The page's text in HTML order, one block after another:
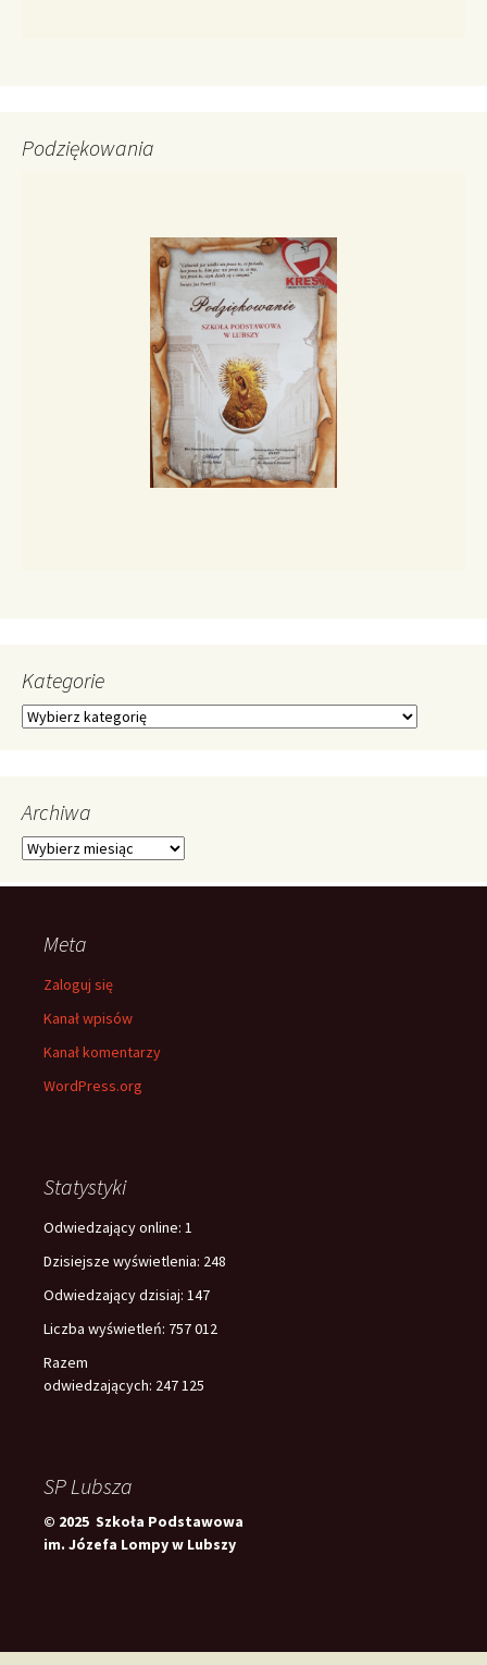
Podziękowania
Kategorie
Kategorie
Archiwa
Archiwa
Meta
Zaloguj się
Kanał wpisów
Kanał komentarzy
WordPress.org
Statystyki
Odwiedzający online: 1
Dzisiejsze wyświetlenia: 248
Odwiedzający dzisiaj: 147
Liczba wyświetleń: 757 012
Razem
odwiedzających: 247 125
SP Lubsza
© 2025 Szkoła Podstawowa
im. Józefa Lompy w Lubszy